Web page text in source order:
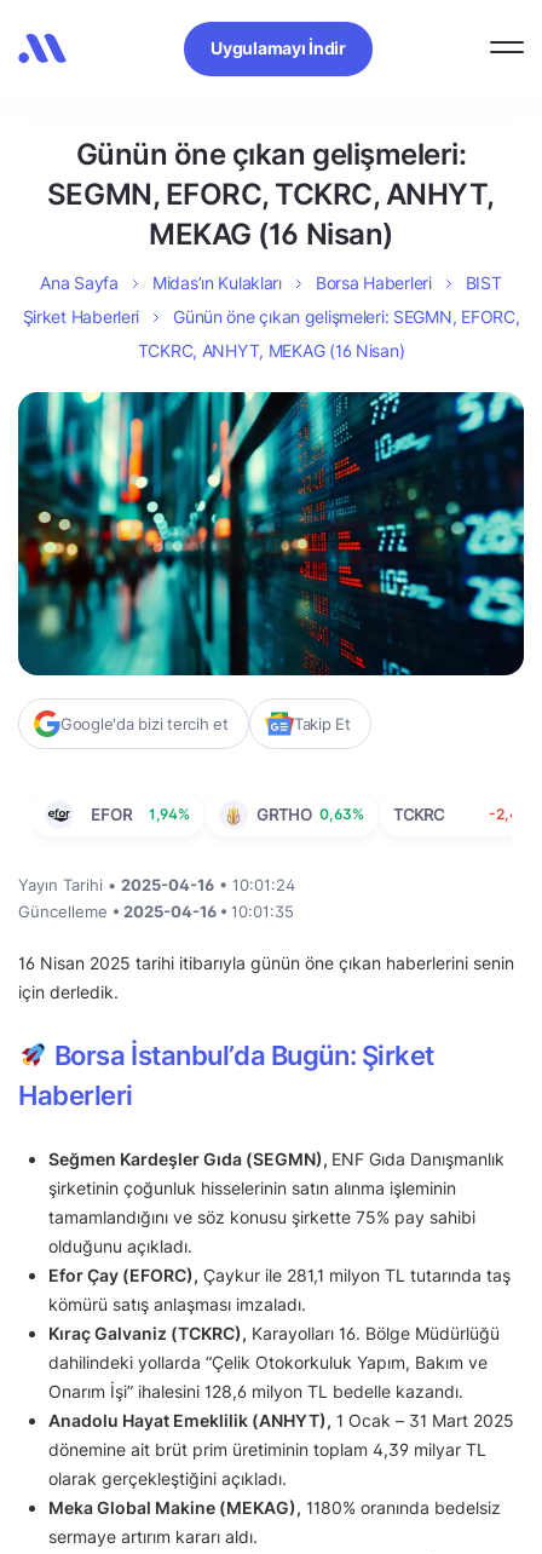
Uygulamayı İndir
Günün öne çıkan gelişmeleri:
SEGMN, EFORC, TCKRC, ANHYT,
MEKAG (16 Nisan)
Ana Sayfa Midas’ın Kulakları Borsa Haberleri
BIST
Şirket Haberleri
Günün öne çıkan gelişmeleri: SEGMN, EFORC,
TCKRC, ANHYT, MEKAG (16 Nisan)
Google'da bizi tercih et Takip Et
EFOR 1,94% GRTHO 0,63% TCKRC -2,41%
Yayın Tarihi • 2025-04-16 • 10:01:24
Güncelleme • 2025-04-16 • 10:01:35
16 Nisan 2025 tarihi itibarıyla günün öne çıkan haberlerini senin
için derledik.
Borsa İstanbul’da Bugün: Şirket
Haberleri
Seğmen Kardeşler Gıda (SEGMN), ENF Gıda Danışmanlık
şirketinin çoğunluk hisselerinin satın alınma işleminin
tamamlandığını ve söz konusu şirkette 75% pay sahibi
olduğunu açıkladı.
Efor Çay (EFORC), Çaykur ile 281,1 milyon TL tutarında taş
kömürü satış anlaşması imzaladı.
Kıraç Galvaniz (TCKRC), Karayolları 16. Bölge Müdürlüğü
dahilindeki yollarda “Çelik Otokorkuluk Yapım, Bakım ve
Onarım İşi” ihalesini 128,6 milyon TL bedelle kazandı.
Anadolu Hayat Emeklilik (ANHYT), 1 Ocak – 31 Mart 2025
dönemine ait brüt prim üretiminin toplam 4,39 milyar TL
olarak gerçekleştiğini açıkladı.
Meka Global Makine (MEKAG), 1180% oranında bedelsiz
sermaye artırım kararı aldı.